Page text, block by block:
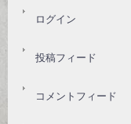
ログイン
投稿フィード
コメントフィード